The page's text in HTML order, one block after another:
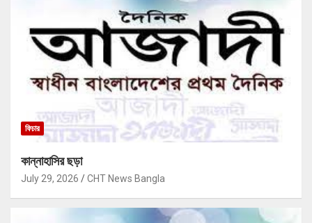
ফিচার
কান্নাহাসির ছড়া
July 29, 2026 CHT News Bangla